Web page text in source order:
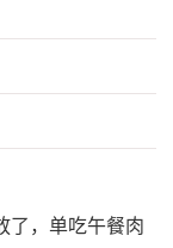
了，单吃午餐肉